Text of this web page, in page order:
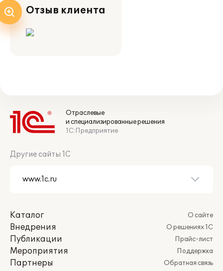
Отзыв клиента
Отраслевые
и специализированные решения
1С:Предприятие
Другие сайты 1С
Каталог
Внедрения
Публикации
Мероприятия
Партнеры
О сайте
О решениях 1С
Прайс-лист
Поддержка
Обратная связь